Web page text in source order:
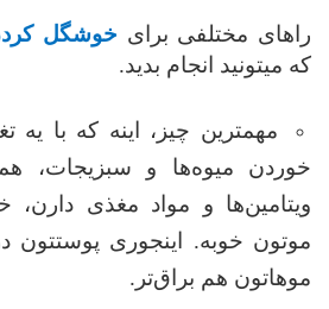
راهای مختلفی برایخوشگل
که میتونید انجام بدید.
مهمترین چیز، اینه که با یه
خوردن میوه‌ها و سبزیجات،
ویتامین‌ها و مواد مغذی
موتون خوبه. اینجوری
موهاتون هم براق‌تر.